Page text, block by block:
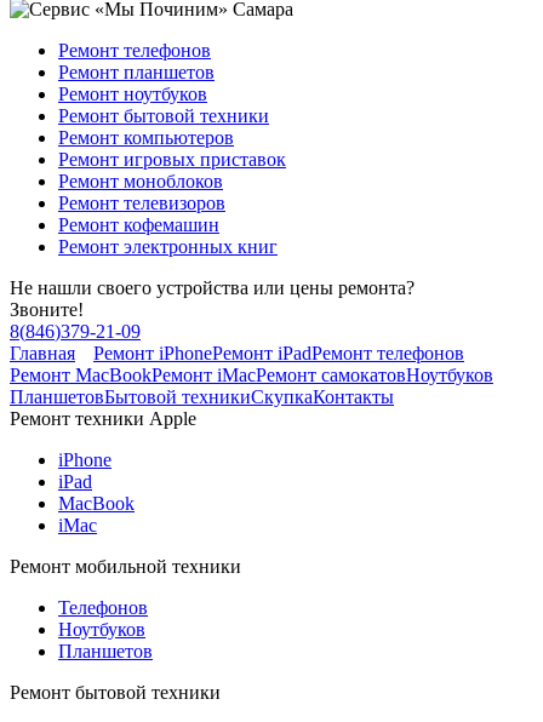
Ремонт телефонов
Ремонт планшетов
Ремонт ноутбуков
Ремонт бытовой техники
Ремонт компьютеров
Ремонт игровых приставок
Ремонт моноблоков
Ремонт телевизоров
Ремонт кофемашин
Ремонт электронных книг
Не нашли своего устройства или цены ремонта?
Звоните!
8(846)379-21-09
Главная
Ремонт iPhoneРемонт iPadРемонт телефонов
Ремонт MacBookРемонт iMacРемонт самокатовНоутбуков
ПланшетовБытовой техникиСкупкаКонтакты
Ремонт техники Apple
iPhone
iPad
MacBook
iMac
Ремонт мобильной техники
Телефонов
Ноутбуков
Планшетов
Ремонт бытовой техники